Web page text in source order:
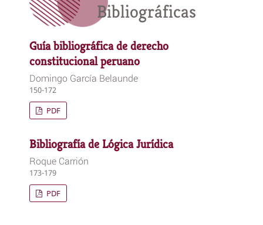
Bibliográficas
Guía bibliográfica de derecho
constitucional peruano
Domingo García Belaunde
150-172
PDF
Bibliografía de Lógica Jurídica
Roque Carrión
173-179
PDF